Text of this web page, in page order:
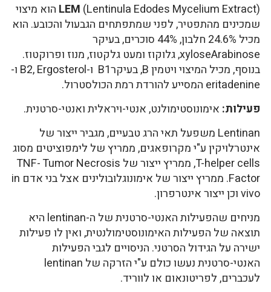
LEM (Lentinula Edodes Mycelium Extract) הוא מיצוי
שמכינים מהתפטיר, לפני שמתפתחים הגבעול והכובע. הוא
מכיל 24.6% חלבון, 44% סוכרים, בעיקר
xyloseArabinose, גלוקוז ומעט גלקטוז, מנוז ופרוקטוז.
בנוסף, מכיל המיצוי ויטמין B, בעיקרB1 ו-B2, Ergosterol ו-
eritadenine המסייע להורדת רמת הכולסטרול.
פעילות: אימונוסטימולנט, אנטי-ויראלית ואנטי-סרטנית.
Lentinan משפעל תאי הרג טבעיים, מגביר ייצור של
אינטרלויקין ע"י מקרופאגים, ממריץ של לימפוציטים מסוג
T-helper cells, ממריץ ייצור של TNF- Tumor Necrosis
Factor. ממריץ ייצור של אימונוגלובולינים אצל בני אדם in
vivo וכן ייצור אינטרפרון.
מניחים שהפעילות האנטי-סרטנית של ה-lentinan היא
תוצאה של הפעילות האימונוסטימולנטית, ואין לו פעילות
ישירה על הגידול הסרטני. הניסויים לגבי הפעילות
האנטי-סרטנית נעשו כולם ע"י הזרקה של lentinan
לעכברים, לפריטונאום או לווריד.